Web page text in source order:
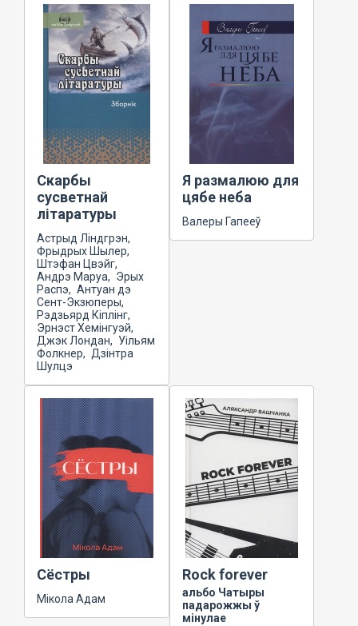
Скарбы
сусветнай
літаратуры
Астрыд Ліндгрэн,
Фрыдрых Шылер,
Штэфан Цвэйг,
Андрэ Маруа, Эрых
Распэ, Антуан дэ
Сент-Экзюперы,
Рэдзьярд Кіплінг,
Эрнэст Хемінгуэй,
Джэк Лондан, Уільям
Фолкнер, Дзінтра
Шулцэ
Я размалюю для
цябе неба
Валеры Гапееў
Сёстры
Мікола Адам
Rock forever
альбо Чатыры
падарожжы ў
мінулае